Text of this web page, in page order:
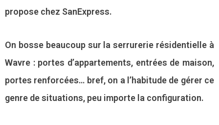
propose chez SanExpress.
On bosse beaucoup sur la serrurerie résidentielle à
Wavre : portes d’appartements, entrées de maison,
portes renforcées… bref, on a l’habitude de gérer ce
genre de situations, peu importe la configuration.